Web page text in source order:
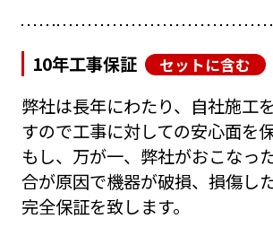
10年工事保証 セットに含む
弊社は長年にわたり、自社施工
すので工事に対しての安心面を
もし、万が一、弊社がおこなっ
合が原因で機器が破損、損傷し
完全保証を致します。